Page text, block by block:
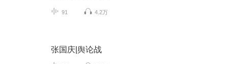
91 4.2万
张国庆|舆论战